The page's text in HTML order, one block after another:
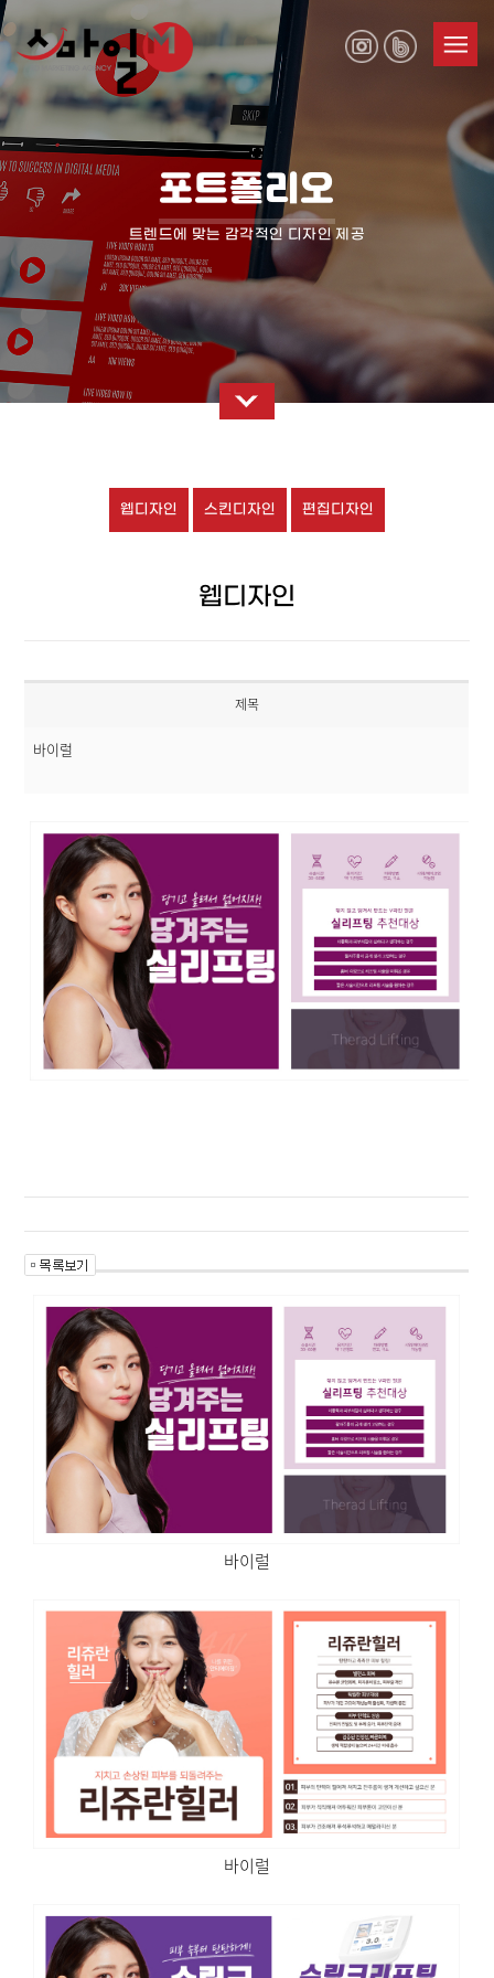
포트폴리오
트렌드에 맞는 감각적인 디자인 제공
웹디자인 스킨디자인 편집디자인
웹디자인
제목
바이럴
바이럴
바이럴